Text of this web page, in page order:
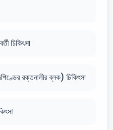
চিকিৎসা
রক্তনালীর ব্লক) চিকিৎসা